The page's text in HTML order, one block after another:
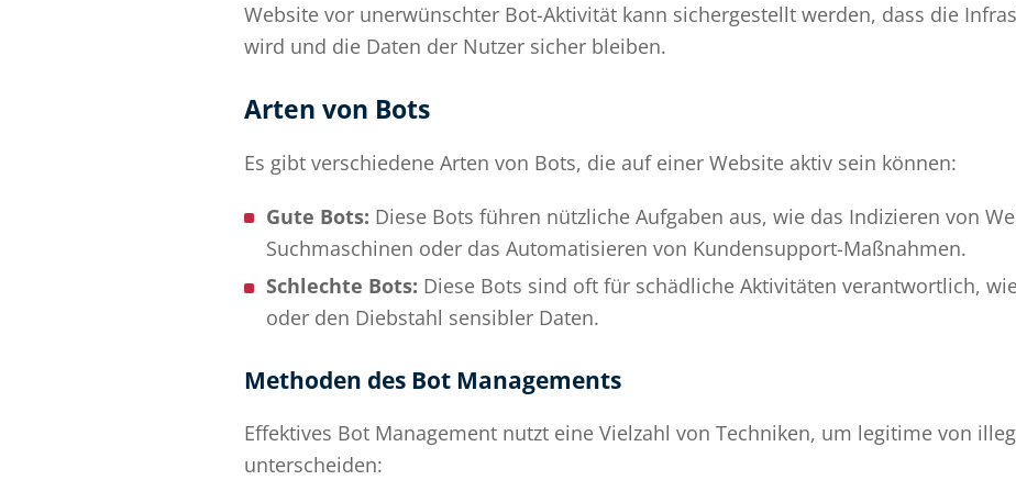
Website vor unerwünschter Bot-Aktivität kann sichergestellt werden, dass die
wird und die Daten der Nutzer sicher bleiben.
Arten von Bots
Es gibt verschiedene Arten von Bots, die auf einer Website aktiv sein können:
Gute Bots: Diese Bots führen nützliche Aufgaben aus, wie das Indizieren von
Suchmaschinen oder das Automatisieren von Kundensupport-Maßnahmen.
Schlechte Bots: Diese Bots sind oft für schädliche Aktivitäten verantwortlich,
oder den Diebstahl sensibler Daten.
Methoden des Bot Managements
Effektives Bot Management nutzt eine Vielzahl von Techniken, um legitime von
unterscheiden: